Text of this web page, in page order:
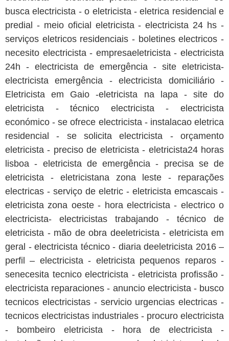
busca electricista - o eletricista - eletrica residencial e
predial - meio oficial eletricista - electricista 24 hs -
serviços eletricos residenciais - boletines electricos -
necesito electricista - empresaeletricista - electricista
24h - electricista de emergência - site eletricista-
electricista emergência - electricista domiciliário -
Eletricista em Gaio -eletricista na lapa - site do
eletricista - técnico electricista - electricista
económico - se ofrece electricista - instalacao eletrica
residencial - se solicita electricista - orçamento
eletricista - preciso de eletricista - eletricista24 horas
lisboa - eletricista de emergência - precisa se de
eletricista - eletricistana zona leste - reparações
electricas - serviço de eletric - eletricista emcascais -
eletricista zona oeste - hora electricista - electrico o
electricista- electricistas trabajando - técnico de
eletricista - mão de obra deeletricista - eletricista em
geral - electricista técnico - diaria deeletricista 2016 –
perfil – electricista - eletricista pequenos reparos -
senecesita tecnico electricista - eletricista profissão -
electricista reparaciones - anuncio electricista - busco
tecnicos electricistas - servicio urgencias electricas -
tecnicos electricistas industriales - procuro electricista
- bombeiro eletricista - hora de electricista -